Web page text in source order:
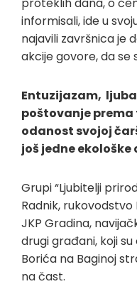
informisali, ide u
najavili završnica je
akcije govore, da se
Entuzijazam,
poštovanje
odanost svojoj
još jedne ekološke
Grupi “Ljubitelji
Radnik, rukovodstvo
JKP Gradina,
drugi građani, koji
Borića na Baginoj
na čast.